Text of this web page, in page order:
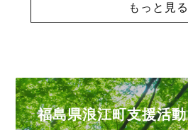
もっと見る
福島県浪江町支援活動